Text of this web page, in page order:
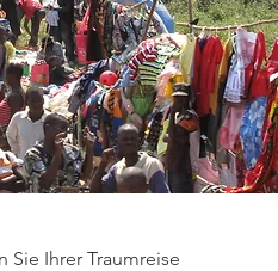
Sie Ihrer Traumreise